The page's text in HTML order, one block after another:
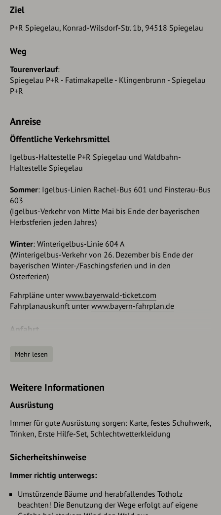
Ziel
P+R Spiegelau, Konrad-Wilsdorf-Str. 1b, 94518 Spiegelau
Weg
Tourenverlauf:
Spiegelau P+R - Fatimakapelle - Klingenbrunn - Spiegelau
P+R
Anreise
Öffentliche Verkehrsmittel
Igelbus-Haltestelle P+R Spiegelau und Waldbahn-
Haltestelle Spiegelau
Sommer: Igelbus-Linien Rachel-Bus 601 und Finsterau-Bus
603
(Igelbus-Verkehr von Mitte Mai bis Ende der bayerischen
Herbstferien jeden Jahres)
Winter: Winterigelbus-Linie 604 A
(Winterigelbus-Verkehr von 26. Dezember bis Ende der
bayerischen Winter-/Faschingsferien und in den
Osterferien)
Fahrpläne unterwww.bayerwald-ticket.com
Fahrplanauskunft unterwww.bayern-fahrplan.de
Anfahrt
Konrad-Wilsdorf-Str. 1b
Parken
P+R Spiegelau
Konrad-Wilsdorf-Str. 1b
94518 Spiegelau
Mehr lesen
Weitere Informationen
Ausrüstung
Immer für gute Ausrüstung sorgen: Karte, festes Schuhwerk,
Trinken, Erste Hilfe-Set, Schlechtwetterkleidung
Sicherheitshinweise
Immer richtig unterwegs:
Umstürzende Bäume und herabfallendes Totholz
beachten! Die Benutzung der Wege erfolgt auf eigene